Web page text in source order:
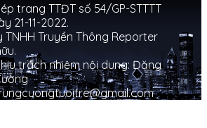
trang TTĐT số 54/GP-STTTT
21-11-2022.
TNHH Truyền Thông Reporter
trách nhiệm nội dung: Đặng